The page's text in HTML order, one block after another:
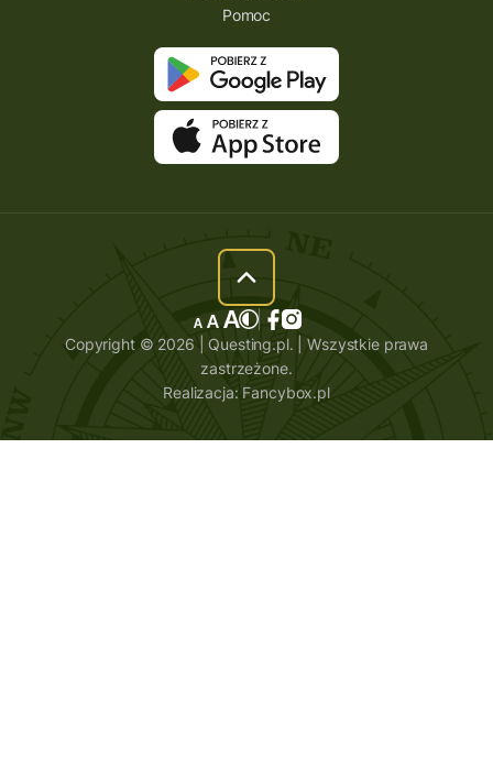
Pomoc
Copyright © 2026 | Questing.pl. | Wszystkie prawa
zastrzeżone.
Realizacja: Fancybox.pl